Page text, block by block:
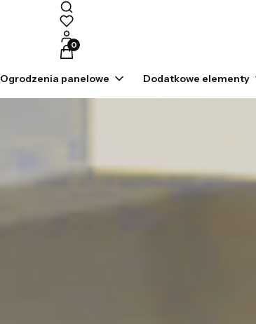
Produkty w koszyku: 0. Zobacz szczegóły
Ogrodzenia panelowe Dodatkowe elementy